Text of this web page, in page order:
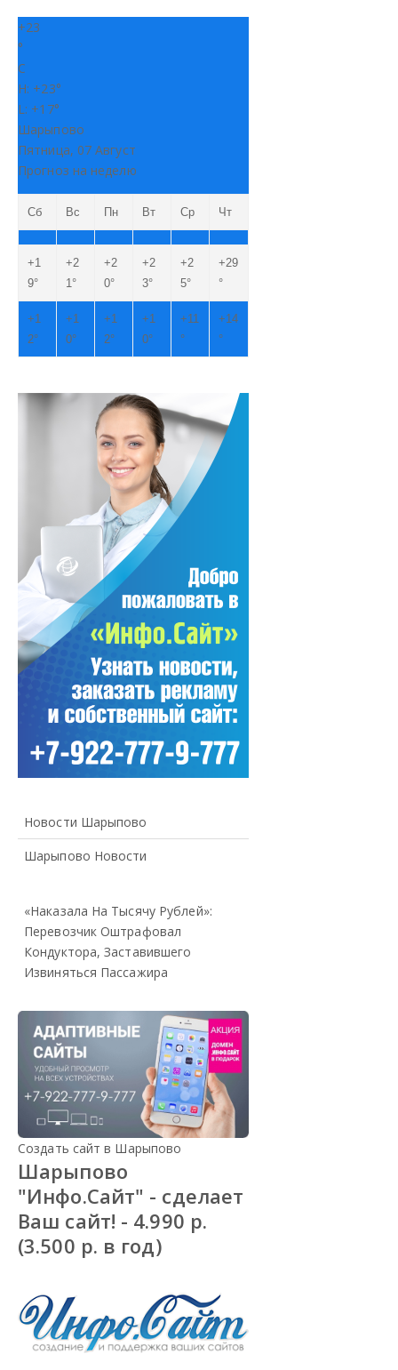
+23
°
C
H: +23°
L: +17°
Шарыпово
Пятница, 07 Август
Прогноз на неделю
Сб Вс Пн Вт Ср Чт
+1
9°
+2
1°
+2
0°
+2
3°
+2
5°
+29
°
+1
2°
+1
0°
+1
2°
+1
0°
+11
°
+14
°
Новости Шарыпово
Шарыпово Новости
«Наказала На Тысячу Рублей»:
Перевозчик Оштрафовал
Кондуктора, Заставившего
Извиняться Пассажира
Создать сайт в Шарыпово
Шарыпово
"Инфо.Сайт" - сделает
Ваш сайт! - 4.990 р.
(3.500 р. в год)